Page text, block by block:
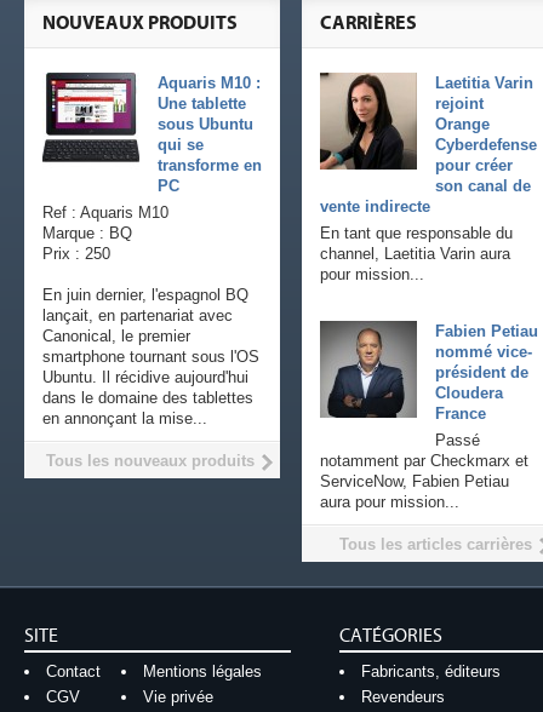
CARRIÈRES
Laetitia Varin
rejoint
Orange
Cyberdefense
pour créer
son canal de
vente indirecte
En tant que responsable du
channel, Laetitia Varin aura
pour mission...
Fabien Petiau
nommé vice-
président de
Cloudera
France
Passé
notamment par Checkmarx et
ServiceNow, Fabien Petiau
aura pour mission...
Tous les articles carrières
NOUVEAUX PRODUITS
Aquaris M10 :
Une tablette
sous Ubuntu
qui se
transforme en
PC
Ref : Aquaris M10
Marque : BQ
Prix : 250
En juin dernier, l'espagnol BQ
lançait, en partenariat avec
Canonical, le premier
smartphone tournant sous l'OS
Ubuntu. Il récidive aujourd'hui
dans le domaine des tablettes
en annonçant la mise...
Tous les nouveaux produits
SITE
Contact
Mentions légales
CGV
Vie privée
CATÉGORIES
Fabricants, éditeurs
Revendeurs